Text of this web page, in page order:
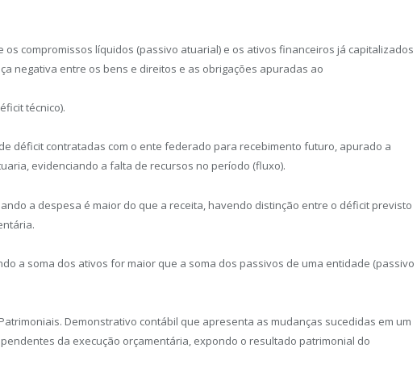
os compromissos líquidos (passivo atuarial) e os ativos financeiros já capitalizados
negativa entre os bens e direitos e as obrigações apuradas ao
técnico).
déficit contratadas com o ente federado para recebimento futuro, apurado a
evidenciando a falta de recursos no período (fluxo).
a despesa é maior do que a receita, havendo distinção entre o déficit previsto
a soma dos ativos for maior que a soma dos passivos de uma entidade (passivo
Demonstrativo contábil que apresenta as mudanças sucedidas em um
da execução orçamentária, expondo o resultado patrimonial do